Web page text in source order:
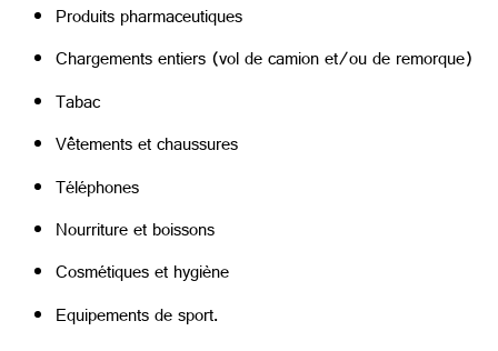
Produits pharmaceutiques
Chargements entiers (vol de camion et/ou de remorque)
Tabac
Vêtements et chaussures
Téléphones
Nourriture et boissons
Cosmétiques et hygiène
Equipements de sport.